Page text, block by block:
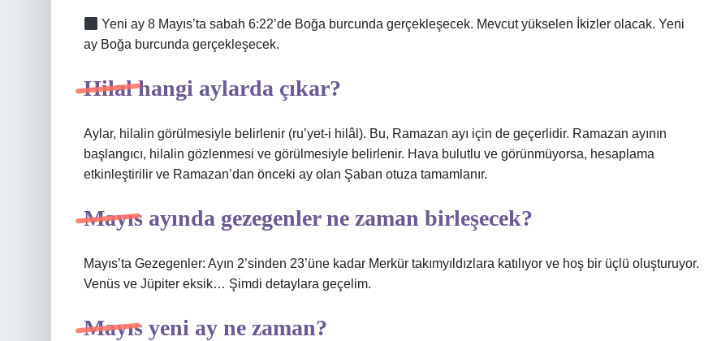
Yeni ay 8 Mayıs’ta sabah 6:22’de Boğa burcunda gerçekleşecek. Mevcut yükselen İkizler olacak. Yeni
ay Boğa burcunda gerçekleşecek.
Hilal hangi aylarda çıkar?
Aylar, hilalin görülmesiyle belirlenir (ru’yet-i hilâl). Bu, Ramazan ayı için de geçerlidir. Ramazan ayının
başlangıcı, hilalin gözlenmesi ve görülmesiyle belirlenir. Hava bulutlu ve görünmüyorsa, hesaplama
etkinleştirilir ve Ramazan’dan önceki ay olan Şaban otuza tamamlanır.
Mayıs ayında gezegenler ne zaman birleşecek?
Mayıs’ta Gezegenler: Ayın 2’sinden 23’üne kadar Merkür takımyıldızlara katılıyor ve hoş bir üçlü oluşturuyor.
Venüs ve Jüpiter eksik… Şimdi detaylara geçelim.
Mayıs yeni ay ne zaman?